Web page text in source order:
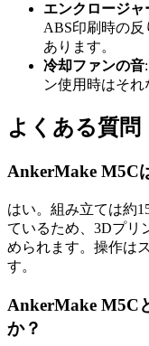
エンクロージャ
ABS印刷時の
あります。
冷却ファンの音
ン使用時はそれ
よくある質問
AnkerMake M5C
はい。組み立ては約
ているため、3Dプリ
められます。操作は
す。
AnkerMake M5C
か？